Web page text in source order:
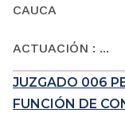
CAUCA
ACTUACIÓN : ...
JUZGADO 006
FUNCIÓN DE